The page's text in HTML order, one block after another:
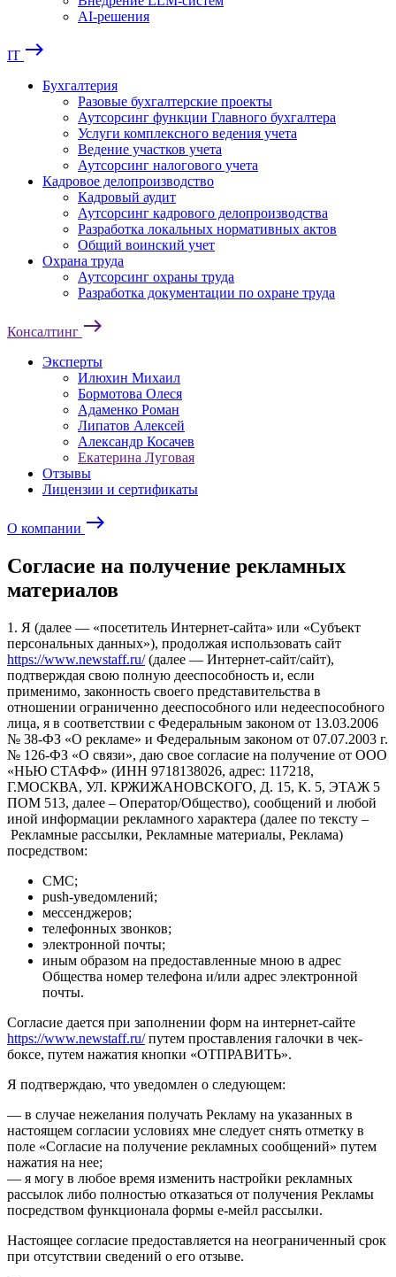
AI-решения
IT east
Бухгалтерия
Разовые бухгалтерские проекты
Аутсорсинг функции Главного бухгалтера
Услуги комплексного ведения учета
Ведение участков учета
Аутсорсинг налогового учета
Кадровое делопроизводство
Кадровый аудит
Аутсорсинг кадрового делопроизводства
Разработка локальных нормативных актов
Общий воинский учет
Охрана труда
Аутсорсинг охраны труда
Разработка документации по охране труда
Консалтинг east
Эксперты
Илюхин Михаил
Бормотова Олеся
Адаменко Роман
Липатов Алексей
Александр Косачев
Екатерина Луговая
Отзывы
Лицензии и сертификаты
О компании east
Согласие на получение рекламных
материалов
1. Я (далее — «посетитель Интернет-сайта» или «Субъект
персональных данных»), продолжая использовать сайт
https://www.newstaff.ru/(далее — Интернет-сайт/сайт),
подтверждая свою полную дееспособность и, если
применимо, законность своего представительства в
отношении ограниченно дееспособного или недееспособного
лица, я в соответствии с Федеральным законом от 13.03.2006
№ 38-ФЗ «О рекламе» и Федеральным законом от 07.07.2003 г.
№ 126-ФЗ «О связи», даю свое согласие на получение от ООО
«НЬЮ СТАФФ» (ИНН 9718138026, адрес: 117218,
Г.МОСКВА, УЛ. КРЖИЖАНОВСКОГО, Д. 15, К. 5, ЭТАЖ 5
ПОМ 513, далее – Оператор/Общество), сообщений и любой
иной информации рекламного характера (далее по тексту –
Рекламные рассылки, Рекламные материалы, Реклама)
посредством:
СМС;
push-уведомлений;
мессенджеров;
телефонных звонков;
электронной почты;
иным образом на предоставленные мною в адрес
Общества номер телефона и/или адрес электронной
почты.
Согласие дается при заполнении форм на интернет-сайте
https://www.newstaff.ru/путем проставления галочки в чек-
боксе, путем нажатия кнопки «ОТПРАВИТЬ».
Я подтверждаю, что уведомлен о следующем:
— в случае нежелания получать Рекламу на указанных в
настоящем согласии условиях мне следует снять отметку в
поле «Согласие на получение рекламных сообщений» путем
нажатия на нее;
— я могу в любое время изменить настройки рекламных
рассылок либо полностью отказаться от получения Рекламы
посредством функционала формы е-мейл рассылки.
Настоящее согласие предоставляется на неограниченный срок
при отсутствии сведений о его отзыве.